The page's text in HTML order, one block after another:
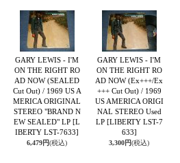
GARY LEWIS - I'M
ON THE RIGHT RO
AD NOW (SEALED
Cut Out) / 1969 US A
MERICA ORIGINAL
STEREO "BRAND N
EW SEALED" LP [L
IBERTY LST-7633]
6,479円(税込)
GARY LEWIS - I'M
ON THE RIGHT RO
AD NOW (Ex+++/Ex
+++ Cut Out) / 1969
US AMERICA ORIGI
NAL STEREO Used
LP [LIBERTY LST-7
633]
3,300円(税込)